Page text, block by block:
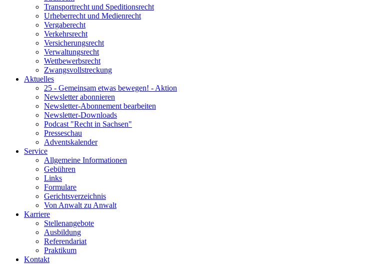
Transportrecht und Speditionsrecht
Urheberrecht und Medienrecht
Vergaberecht
Verkehrsrecht
Versicherungsrecht
Verwaltungsrecht
Wettbewerbsrecht
Zwangsvollstreckung
Aktuelles
25 - Gemeinsam etwas bewegen! - Aktion
Newsletter abonnieren
Newsletter-Abonnement bearbeiten
Newsletter-Downloads
Podcast "Recht in Sachsen"
Presseschau
Adventskalender
Service
Allgemeine Informationen
Gebühren
Links
Formulare
Gerichtsverzeichnis
Von Anwalt zu Anwalt
Karriere
Stellenangebote
Ausbildung
Referendariat
Praktikum
Kontakt